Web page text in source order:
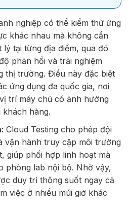
nghiệp có thể kiểm thử ứng
khác nhau mà không cần
lý tại từng địa điểm, qua đó
phản hồi và trải nghiệm
thị trường. Điều này đặc biệt
ứng dụng đa quốc gia, nơi
trí máy chủ có ảnh hưởng
hàng.
Cloud Testing cho phép đội
vận hành truy cập môi trường
giúp phối hợp linh hoạt mà
phòng lab nội bộ. Nhờ vậy,
duy trì thông suốt ngay cả
việc ở nhiều múi giờ khác